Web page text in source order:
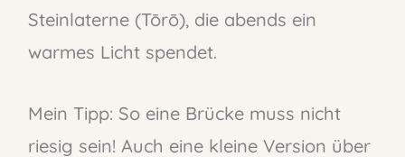
Steinlaterne (Tōrō), die abends ein
warmes Licht spendet.
Mein Tipp: So eine Brücke muss nicht
riesig sein! Auch eine kleine Version über